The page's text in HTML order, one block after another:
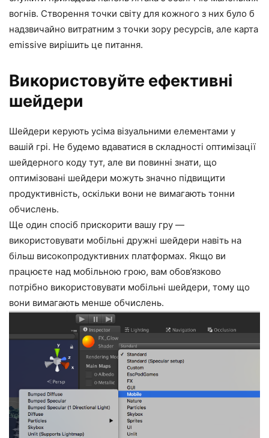
вогнів. Створення точки світу для кожного з них було б
надзвичайно витратним з точки зору ресурсів, але карта
emissive вирішить це питання.
Використовуйте ефективні
шейдери
Шейдери керують усіма візуальними елементами у
вашій грі. Не будемо вдаватися в складності оптимізації
шейдерного коду тут, але ви повинні знати, що
оптимізовані шейдери можуть значно підвищити
продуктивність, оскільки вони не вимагають тонни
обчислень.
Ще один спосіб прискорити вашу гру —
використовувати мобільні дружні шейдери навіть на
більш високопродуктивних платформах. Якщо ви
працюєте над мобільною грою, вам обов’язково
потрібно використовувати мобільні шейдери, тому що
вони вимагають менше обчислень.